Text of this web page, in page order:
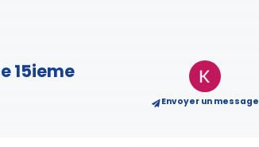
15ieme
Envoyer un message